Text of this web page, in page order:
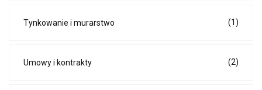
Tynkowanie i murarstwo (1)
Umowy i kontrakty (2)